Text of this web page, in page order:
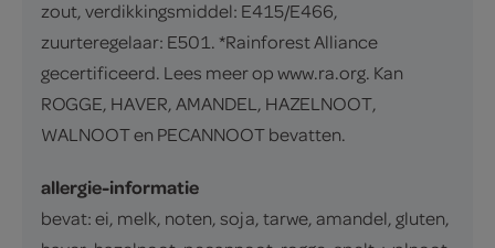
zout, verdikkingsmiddel: E415/E466,
zuurteregelaar: E501. *Rainforest Alliance
gecertificeerd. Lees meer op www.ra.org. Kan
ROGGE, HAVER, AMANDEL, HAZELNOOT,
WALNOOT en PECANNOOT bevatten.
allergie-informatie
bevat: ei, melk, noten, soja, tarwe, amandel, gluten,